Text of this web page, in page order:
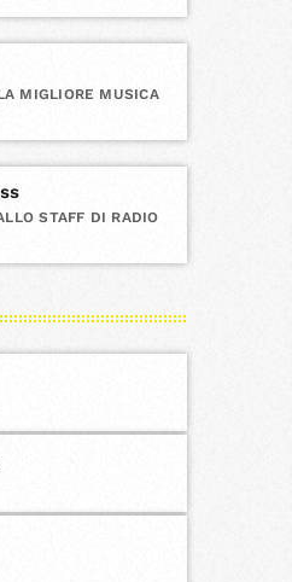
MIGLIORE MUSICA
STAFF DI RADIO